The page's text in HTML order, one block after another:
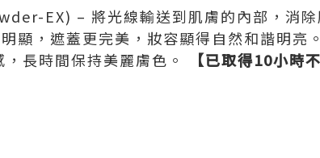
EX) – 將光線輸送到肌膚的內部，消除
顯，遮蓋更完美，妝容顯得自然和諧明亮。
長時間保持美麗膚色。
【已取得10小時